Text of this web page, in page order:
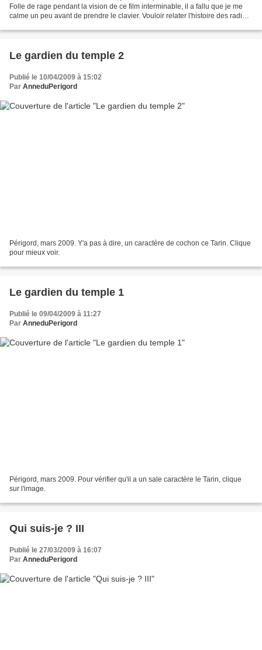
Folle de rage pendant la vision de ce film interminable, il a fallu que je me
calme un peu avant de prendre le clavier. Vouloir relater l'histoire des radios
Le gardien du temple 2
Publié le 10/04/2009 à 15:02
Par AnneduPerigord
Périgord, mars 2009. Y'a pas à dire, un caractère de cochon ce Tarin. Clique
pour mieux voir.
Le gardien du temple 1
Publié le 09/04/2009 à 11:27
Par AnneduPerigord
Périgord, mars 2009. Pour vérifier qu'il a un sale caractère le Tarin, clique
sur l'image.
Qui suis-je ? III
Publié le 27/03/2009 à 16:07
Par AnneduPerigord